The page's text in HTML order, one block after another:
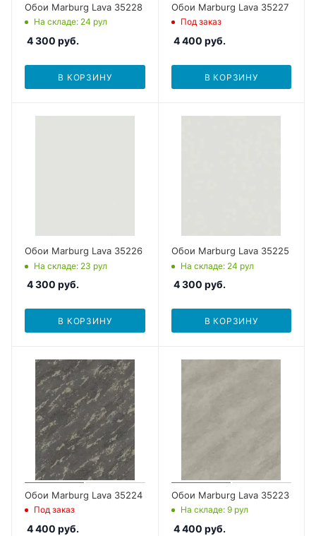
Обои Marburg Lava 35228
На складе: 24 рул
4 300 руб.
В КОРЗИНУ
Обои Marburg Lava 35227
Под заказ
4 400 руб.
В КОРЗИНУ
Обои Marburg Lava 35226
На складе: 23 рул
4 300 руб.
В КОРЗИНУ
Обои Marburg Lava 35225
На складе: 24 рул
4 300 руб.
В КОРЗИНУ
Обои Marburg Lava 35224
Под заказ
4 400 руб.
Обои Marburg Lava 35223
На складе: 9 рул
4 400 руб.